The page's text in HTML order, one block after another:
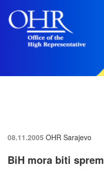
08.11.2005 OHR Sarajevo
BiH mora biti